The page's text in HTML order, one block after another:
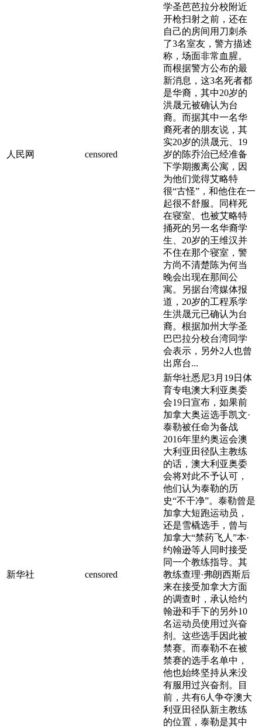
人民网 censored
学圣芭芭拉分校附近
开枪扫射之前，还在
自己的房间用刀刺杀
了3名室友，警方描述
称，场面非常血腥。
而根据警方公布的最
新消息，这3名死者都
是华裔，其中20岁的
洪晟元被确认为台
裔。而据其中一名华
裔死者的朋友说，其
实20岁的洪晟元、19
岁的陈乔治已经准备
下学期搬离公寓，因
为他们觉得艾略特
很“古怪”，和他住在一
起很不舒服。同样死
在寝室、也被艾略特
捅死的另一名华裔学
生、20岁的王维汉并
不住在那个寝室，警
方尚不清楚陈为何当
晚会出现在那间公
寓。另据台湾媒体报
道，20岁的工程系学
生洪晟元已确认为台
裔。根据加州大学圣
巴巴拉分校台湾同学
会表示，另外2人也曾
出席台...
新华社 censored
新华社悉尼3月19日体
育专电澳大利亚奥委
会19日宣布，如果前
加拿大奥运选手凯文·
泰勒被任命为备战
2016年里约奥运会澳
大利亚田径队主教练
的话，澳大利亚奥委
会将对此不予认可，
他们认为泰勒的历
史“不干净”。泰勒曾是
加拿大短跑运动员，
还是雪橇选手，曾与
加拿大“禁药飞人”本·
约翰逊等人同时接受
同一个教练指导。其
教练查理·弗朗西斯后
来在接受加拿大方面
的调查时，承认给约
翰逊和手下的另外10
名运动员使用过兴奋
剂。这些选手因此被
禁赛。而泰勒不在被
禁赛的选手名单中，
他也始终坚持从来没
有服用过兴奋剂。目
前，共有6人争夺澳大
利亚田径队新主教练
的位置，泰勒是其中